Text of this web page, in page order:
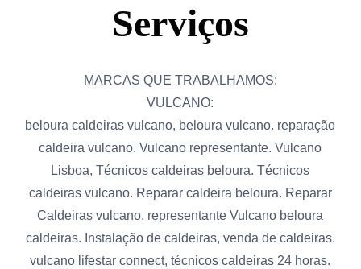
Serviços
MARCAS QUE TRABALHAMOS:
VULCANO:
beloura caldeiras vulcano, beloura vulcano. reparação
caldeira vulcano. Vulcano representante. Vulcano
Lisboa, Técnicos caldeiras beloura. Técnicos
caldeiras vulcano. Reparar caldeira beloura. Reparar
Caldeiras vulcano, representante Vulcano beloura
caldeiras. Instalação de caldeiras, venda de caldeiras.
vulcano lifestar connect, técnicos caldeiras 24 horas.